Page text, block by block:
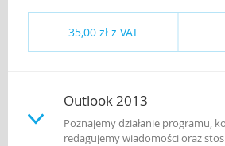
35,00 zł z VAT
Outlook 2013
Poznajemy działanie programu,
redagujemy wiadomości oraz